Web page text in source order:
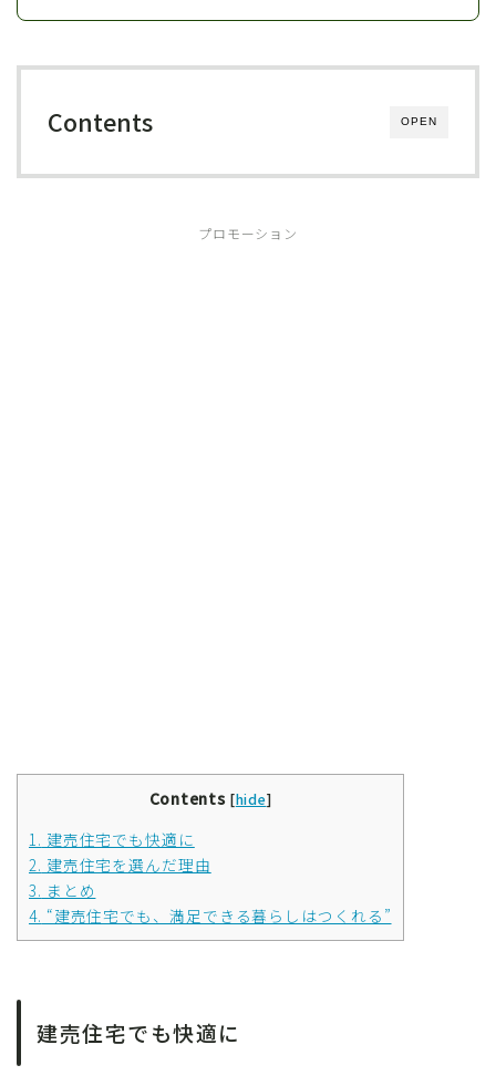
OPEN
Contents
プロモーション
Contents [hide]
1. 建売住宅でも快適に
2. 建売住宅を選んだ理由
3. まとめ
4. “建売住宅でも、満足できる暮らしはつくれる”
建売住宅でも快適に